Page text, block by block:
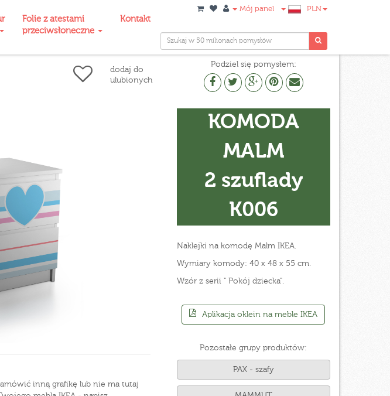
Folie z atestami
przeciwsłoneczne
Kontakt
Mój panel PLN
dodaj do
ulubionych
Podziel się pomysłem:
inną grafikę lub nie ma tutaj
KOMODA
MALM
2 szuflady
K006
Naklejki na komodę Malm IKEA.
Wymiary komody: 40 x 48 x 55 cm.
Wzór z serii " Pokój dziecka".
Aplikacja oklein na meble IKEA
Pozostałe grupy produktów:
PAX - szafy